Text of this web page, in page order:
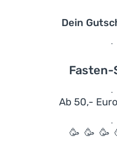
Dein
.
Fasten-
.
Ab 50,-
.
🥳 🥳 🥳